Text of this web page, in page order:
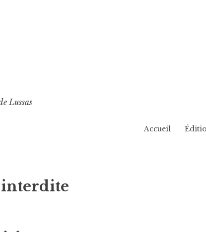
Lussas
Accueil